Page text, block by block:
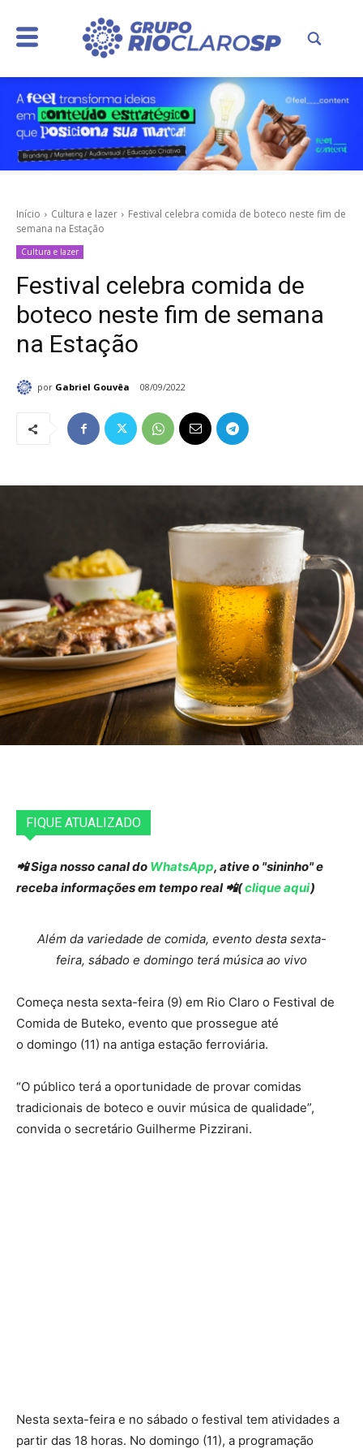
Início Cultura e lazer
Festival celebra comida de boteco neste fim de
semana na Estação
Cultura e lazer
Festival celebra comida de
boteco neste fim de semana
na Estação
por Gabriel Gouvêa 08/09/2022
FIQUE ATUALIZADO
📲 Siga nosso canal do WhatsApp, ative o "sininho" e
receba informações em tempo real 📲(clique aqui)
Além da variedade de comida, evento desta sexta-
feira, sábado e domingo terá música ao vivo
Começa nesta sexta-feira (9) em Rio Claro o Festival de
Comida de Buteko, evento que prossegue até
o domingo (11) na antiga estação ferroviária.
“O público terá a oportunidade de provar comidas
tradicionais de boteco e ouvir música de qualidade”,
convida o secretário Guilherme Pizzirani.
Nesta sexta-feira e no sábado o festival tem atividades a
partir das 18 horas. No domingo (11), a programação